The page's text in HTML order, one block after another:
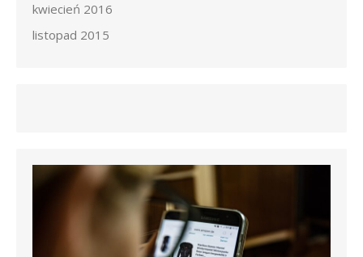
kwiecień 2016
listopad 2015